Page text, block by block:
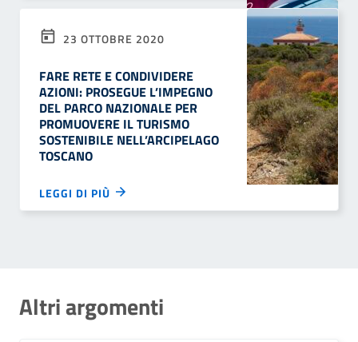
23 OTTOBRE 2020
FARE RETE E CONDIVIDERE
AZIONI: PROSEGUE L’IMPEGNO
DEL PARCO NAZIONALE PER
PROMUOVERE IL TURISMO
SOSTENIBILE NELL’ARCIPELAGO
TOSCANO
LEGGI DI PIÙ
Altri argomenti